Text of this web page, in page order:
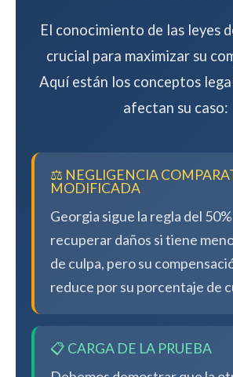
El conocimiento de las leyes
crucial para maximizar su
Aquí están los conceptos
afectan su caso:
⚖️ NEGLIGENCIA
MODIFICADA
Georgia sigue la regla del
recuperar daños si tiene
de culpa, pero su
reduce por su porcentaje de
📋 CARGA DE LA PRUEBA